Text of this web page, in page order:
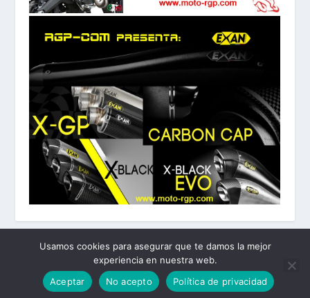
Elegant Themes | Desarrollado por WordPress
Usamos cookies para asegurar que te damos la mejor
experiencia en nuestra web.
Aceptar
No acepto Política de privacidad